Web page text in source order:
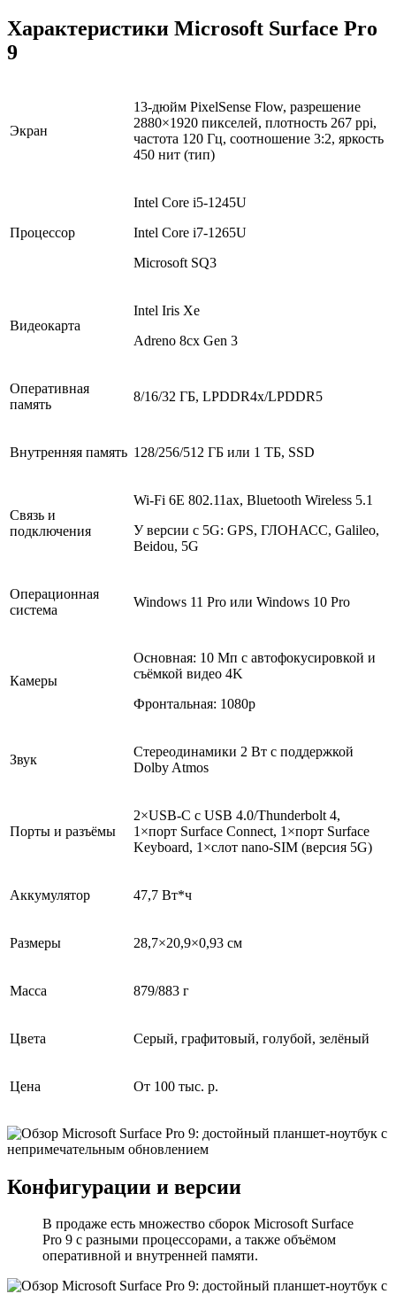
Характеристики Microsoft Surface Pro
9
Экран
13-дюйм PixelSense Flow, разрешение
2880×1920 пикселей, плотность 267 ppi,
частота 120 Гц, соотношение 3:2, яркость
450 нит (тип)
Процессор
Intel Core i5-1245U
Intel Core i7-1265U
Microsoft SQ3
Видеокарта
Intel Iris Xe
Adreno 8cx Gen 3
Оперативная
память
8/16/32 ГБ, LPDDR4x/LPDDR5
Внутренняя память 128/256/512 ГБ или 1 ТБ, SSD
Связь и
подключения
Wi-Fi 6E 802.11ax, Bluetooth Wireless 5.1
У версии с 5G: GPS, ГЛОНАСС, Galileo,
Beidou, 5G
Операционная
система
Windows 11 Pro или Windows 10 Pro
Камеры
Основная: 10 Мп с автофокусировкой и
съёмкой видео 4K
Фронтальная: 1080p
Звук
Стереодинамики 2 Вт с поддержкой
Dolby Atmos
Порты и разъёмы
2×USB-C с USB 4.0/Thunderbolt 4,
1×порт Surface Connect, 1×порт Surface
Keyboard, 1×слот nano-SIM (версия 5G)
Аккумулятор 47,7 Вт*ч
Размеры 28,7×20,9×0,93 см
Масса 879/883 г
Цвета Серый, графитовый, голубой, зелёный
Цена От 100 тыс. р.
Конфигурации и версии
В продаже есть множество сборок Microsoft Surface
Pro 9 с разными процессорами, а также объёмом
оперативной и внутренней памяти.